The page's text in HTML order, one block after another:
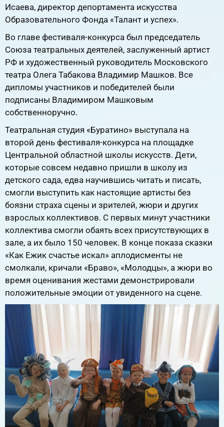
Исаева, директор депортамента искусства
Образовательного Фонда «Талант и успех».
Во главе фестиваля-конкурса был председатель
Союза театральных деятелей, заслуженный артист
РФ и художественный руководитель Московского
театра Олега Табакова Владимир Машков. Все
дипломы участников и победителей были
подписаны Владимиром Машковым
собственноручно.
Театральная студия «Буратино» выступала на
второй день фестиваля-конкурса на площадке
Центральной областной школы искусств. Дети,
которые совсем недавно пришли в школу из
детского сада, едва научившись читать и писать,
смогли выступить как настоящие артисты без
боязни страха сцены и зрителей, жюри и других
взрослых коллективов. С первых минут участники
коллектива смогли обаять всех присутствующих в
зале, а их было 150 человек. В конце показа сказки
«Как Ежик счастье искал» аплодисменты не
смолкали, кричали «Браво», «Молодцы», а жюри во
время оценивания жестами демонстрировали
положительные эмоции от увиденного на сцене.